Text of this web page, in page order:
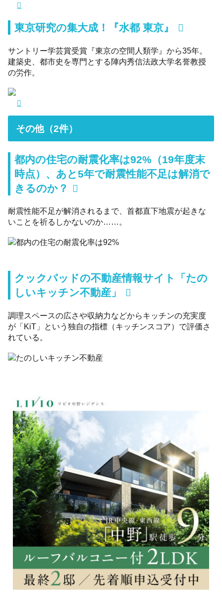
東京研究の集大成！『水都 東京』
サントリー学芸賞受賞『東京の空間人類学』から35年。
建築史、都市史を専門とする陣内秀信法政大学名誉教授
の労作。
その他（2件）
都内の住宅の耐震化率は92%（19年度末
時点）、あと5年で耐震性能不足は解消で
きるのか？
耐震性能不足が解消されるまで、首都直下地震が起きな
いことを祈るしかないのか……。
クックパッドの不動産情報サイト「たの
しいキッチン不動産」
調理スペースの広さや収納力などからキッチンの充実度
が「KiT」という独自の指標（キッチンスコア）で評価さ
れている。